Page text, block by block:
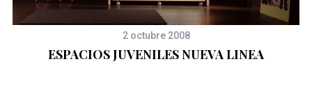
2 octubre 2008
ESPACIOS JUVENILES NUEVA LINEA